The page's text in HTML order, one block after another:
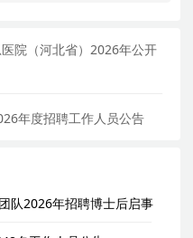
院（河北省）2026年公开
年度招聘工作人员公告
队2026年招聘博士后启事